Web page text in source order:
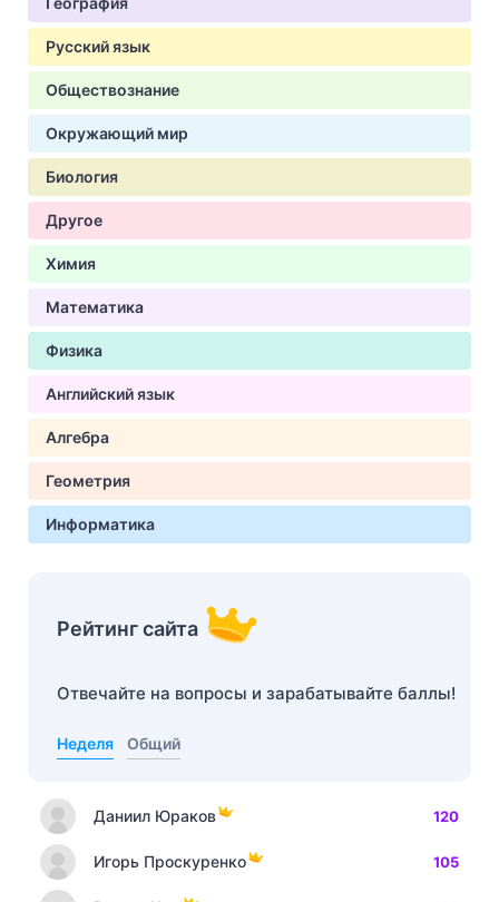
Русский язык
Обществознание
Окружающий мир
Биология
Другое
Химия
Математика
Физика
Английский язык
Алгебра
Геометрия
Информатика
Рейтинг сайта
Отвечайте на вопросы и зарабатывайте баллы!
Неделя Общий
Даниил Юраков 120
Игорь Проскуренко 105